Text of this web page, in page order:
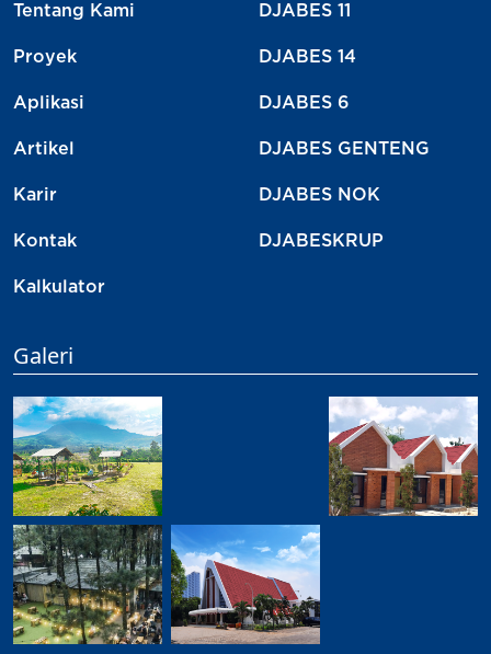
Tentang Kami
Proyek
Aplikasi
Artikel
Karir
Kontak
Kalkulator
DJABES 11
DJABES 14
DJABES 6
DJABES GENTENG
DJABES NOK
DJABESKRUP
Galeri